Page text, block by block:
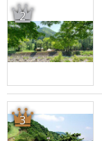
2
3